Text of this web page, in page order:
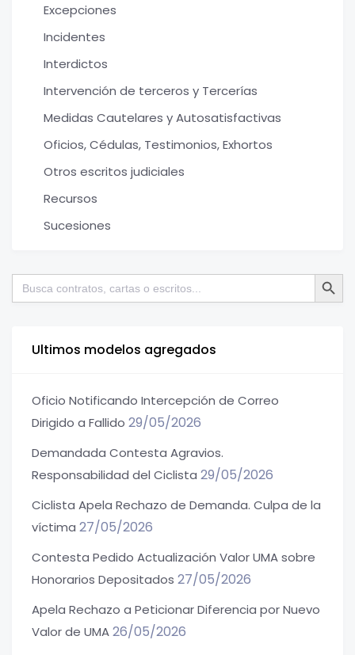
Excepciones
Incidentes
Interdictos
Intervención de terceros y Tercerías
Medidas Cautelares y Autosatisfactivas
Oficios, Cédulas, Testimonios, Exhortos
Otros escritos judiciales
Recursos
Sucesiones
Buscar: Botón de
Ultimos modelos agregados
Oficio Notificando Intercepción de Correo
Dirigido a Fallido 29/05/2026
Demandada Contesta Agravios.
Responsabilidad del Ciclista 29/05/2026
Ciclista Apela Rechazo de Demanda. Culpa de la
víctima 27/05/2026
Contesta Pedido Actualización Valor UMA sobre
Honorarios Depositados 27/05/2026
Apela Rechazo a Peticionar Diferencia por Nuevo
Valor de UMA26/05/2026